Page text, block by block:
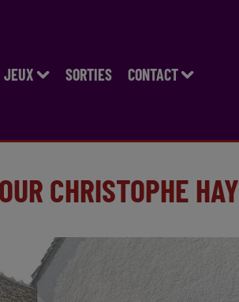
JEUX SORTIES CONTACT
CHRISTOPHE HAY